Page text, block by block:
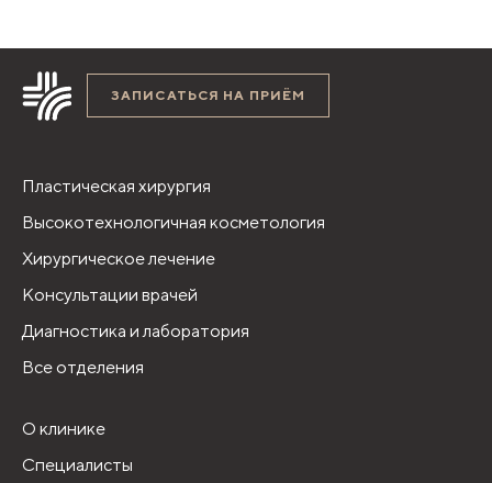
ЗАПИСАТЬСЯ НА ПРИЁМ
Пластическая хирургия
Высокотехнологичная косметология
Хирургическое лечение
Консультации врачей
Диагностика и лаборатория
Все отделения
О клинике
Специалисты